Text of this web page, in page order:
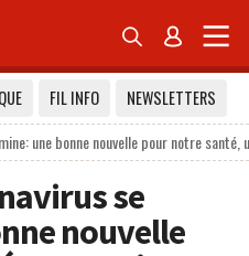
 
FIL INFO
NEWSLETTERS
une bonne nouvelle pour notre
se
nouvelle